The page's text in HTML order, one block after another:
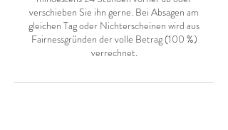
verschieben Sie ihn gerne. Bei Absagen am
gleichen Tag oder Nichterscheinen wird aus
Fairnessgründen der volle Betrag (100 %)
verrechnet.